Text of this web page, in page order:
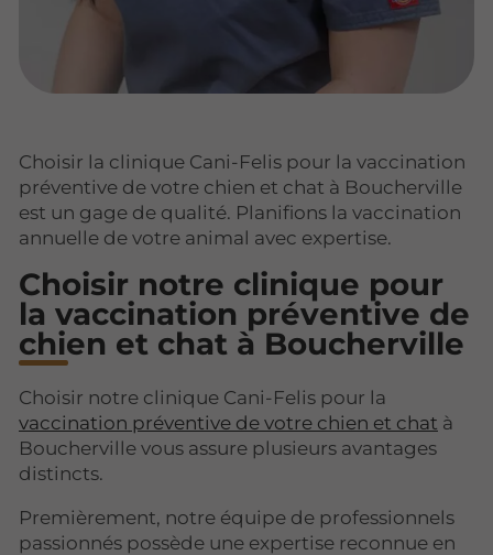
Choisir la clinique Cani-Felis pour la vaccination
préventive de votre chien et chat à Boucherville
est un gage de qualité. Planifions la vaccination
annuelle de votre animal avec expertise.
Choisir notre clinique pour
la vaccination préventive de
chien et chat à Boucherville
Choisir notre clinique Cani-Felis pour la
vaccination préventive de votre chien et chat à
Boucherville vous assure plusieurs avantages
distincts.
Premièrement, notre équipe de professionnels
passionnés possède une expertise reconnue en